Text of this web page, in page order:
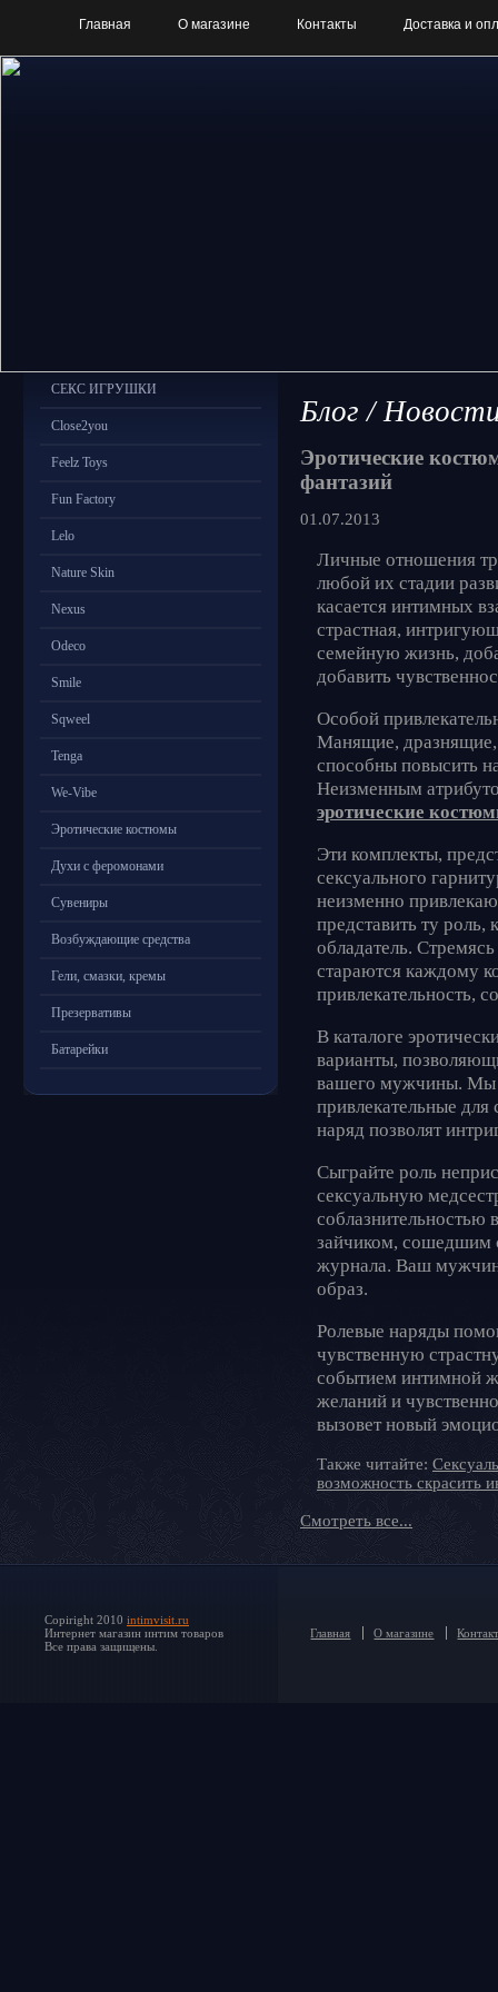
Главная О магазине Контакты Доставка и
СЕКС ИГРУШКИ
Close2you
Feelz Toys
Fun Factory
Lelo
Nature Skin
Nexus
Odeco
Smile
Sqweel
Tenga
We-Vibe
Эротические костюмы
Духи с феромонами
Сувениры
Возбуждающие средства
Гели, смазки, кремы
Презервативы
Батарейки
Блог /
Эротические
фантазий
01.07.2013
Личные отношения
любой их стадии
касается интимных
страстная,
семейную жизнь,
добавить
Особой
Манящие,
способны повысить
Неизменным
эротические
Эти комплекты,
сексуального
неизменно
представить ту роль,
обладатель.
стараются каждому
привлекательность,
В каталоге
варианты,
вашего мужчины. Мы
привлекательные
наряд позволят
Сыграйте роль
сексуальную
соблазнительностью
зайчиком, сошедшим
журнала. Ваш
образ.
Ролевые наряды
чувственную
событием интимной
желаний и
вызовет новый
Также читайте:
возможность скрасить
Смотреть все...
Copiright 2010 intimvisit.ru
Интернет магазин интим товаров
Все права защищены.
Главная О магазине